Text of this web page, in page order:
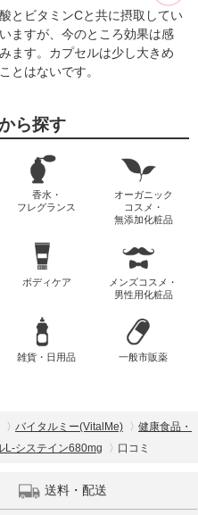
とビタミンCと共に摂取してい
ますが、今のところ効果は感
ます。カプセルは少し大きめ
とはないです。
ら探す
香水・
フレグランス
オーガニック
コスメ・
無添加化粧品
ボディケア
メンズコスメ・
男性用化粧品
雑貨・日用品 一般市販薬
バイタルミー(VitalMe)
健康食品・
L-システイン680mg 口コミ
送料・配送